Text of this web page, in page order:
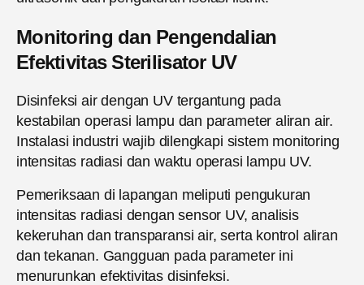
Monitoring dan Pengendalian
Efektivitas Sterilisator UV
Disinfeksi air dengan UV tergantung pada
kestabilan operasi lampu dan parameter aliran air.
Instalasi industri wajib dilengkapi sistem monitoring
intensitas radiasi dan waktu operasi lampu UV.
Pemeriksaan di lapangan meliputi pengukuran
intensitas radiasi dengan sensor UV, analisis
kekeruhan dan transparansi air, serta kontrol aliran
dan tekanan. Gangguan pada parameter ini
menurunkan efektivitas disinfeksi.